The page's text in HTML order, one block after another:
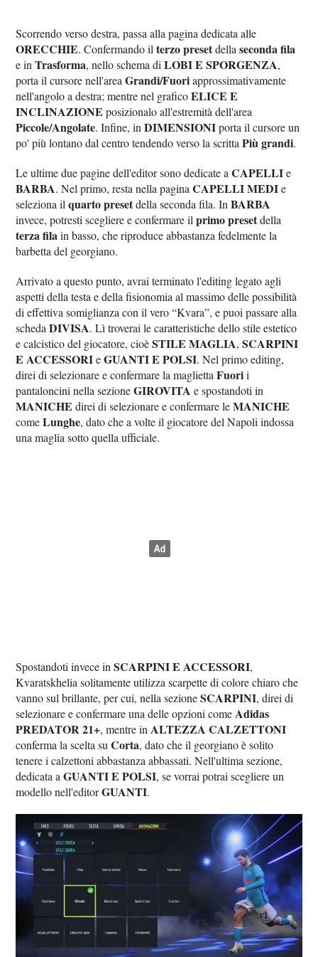
Scorrendo verso destra, passa alla pagina dedicata alle
ORECCHIE. Confermando ilterzo presetdellaseconda fila
e inTrasforma, nello schema diLOBI E SPORGENZA,
porta il cursore nell'areaGrandi/Fuoriapprossimativamente
nell'angolo a destra; mentre nel graficoELICE E
INCLINAZIONE posizionalo all'estremità dell'area
Piccole/Angolate. Infine, inDIMENSIONIporta il cursore un
po' più lontano dal centro tendendo verso la scrittaPiù grandi.
Le ultime due pagine dell'editor sono dedicate aCAPELLIe
BARBA. Nel primo, resta nella paginaCAPELLI MEDIe
seleziona ilquarto presetdella seconda fila. InBARBA
invece, potresti scegliere e confermare ilprimo presetdella
terza filain basso, che riproduce abbastanza fedelmente la
barbetta del georgiano.
Arrivato a questo punto, avrai terminato l'editing legato agli
aspetti della testa e della fisionomia al massimo delle possibilità
di effettiva somiglianza con il vero “Kvara”, e puoi passare alla
schedaDIVISA. Lì troverai le caratteristiche dello stile estetico
e calcistico del giocatore, cioèSTILE MAGLIA,SCARPINI
E ACCESSORIeGUANTI E POLSI. Nel primo editing,
direi di selezionare e confermare la magliettaFuorii
pantaloncini nella sezioneGIROVITA e spostandoti in
MANICHE direi di selezionare e confermare leMANICHE
comeLunghe, dato che a volte il giocatore del Napoli indossa
una maglia sotto quella ufficiale.
Spostandoti invece inSCARPINI E ACCESSORI,
Kvaratskhelia solitamente utilizza scarpette di colore chiaro che
vanno sul brillante, per cui, nella sezioneSCARPINI, direi di
selezionare e confermare una delle opzioni comeAdidas
PREDATOR 21+, mentre inALTEZZA CALZETTONI
conferma la scelta suCorta, dato che il georgiano è solito
tenere i calzettoni abbastanza abbassati. Nell'ultima sezione,
dedicata aGUANTI E POLSI, se vorrai potrai scegliere un
modello nell'editorGUANTI.